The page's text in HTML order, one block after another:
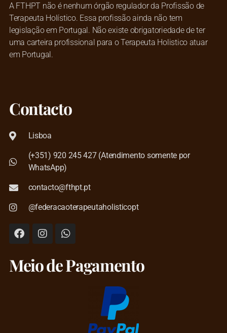
A FTHPT não é nenhum órgão regulador da Profissão de
Terapeuta Holístico. Essa profissão ainda não tem
legislação em Portugal. Não existe obrigatoriedade de ter
uma carteira profissional para o Terapeuta Holistico atuar
em Portugal.
Contacto
Lisboa
(+351) 920 245 427 (Atendimento somente por
WhatsApp)
contacto@fthpt.pt
@federacaoterapeutaholisticopt
Meio de Pagamento